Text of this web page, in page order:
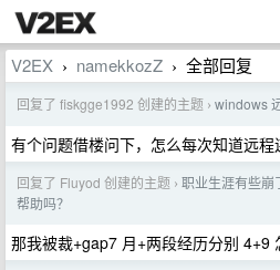
V2EX › namekkozZ › 全部回复
回复了 fiskgge1992 创建的主题 › windows
有个问题借楼问下，怎么每次知道远程
回复了 Fluyod 创建的主题 › 职业生涯有些崩
帮助吗？
那我被裁+gap7 月+两段经历分别 4+9